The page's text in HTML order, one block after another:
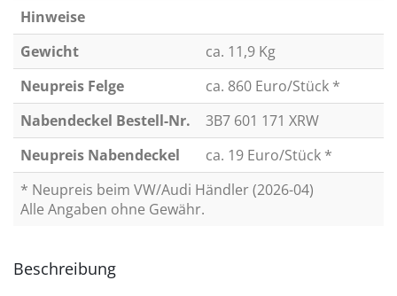
Hinweise
Gewicht
ca. 11,9 Kg
Neupreis Felge
ca. 860 Euro/Stück *
Nabendeckel Bestell-Nr.
3B7 601 171 XRW
Neupreis Nabendeckel
ca. 19 Euro/Stück *
* Neupreis beim VW/Audi Händler (2026-04)
Alle Angaben ohne Gewähr.
Beschreibung